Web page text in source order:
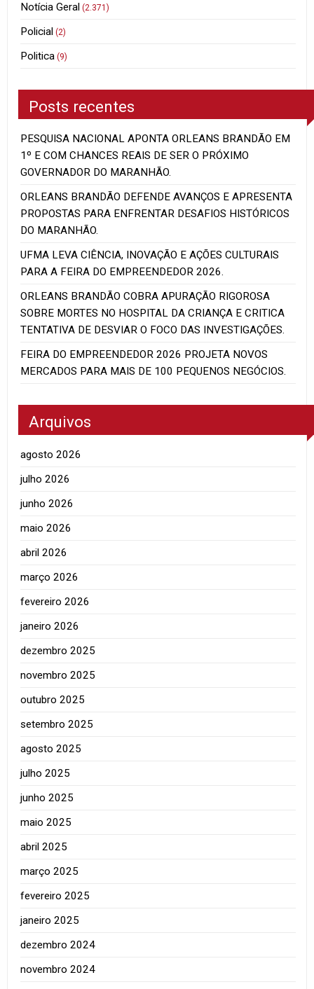
Notícia Geral (2.371)
Policial (2)
Politica (9)
Posts recentes
PESQUISA NACIONAL APONTA ORLEANS BRANDÃO EM
1º E COM CHANCES REAIS DE SER O PRÓXIMO
GOVERNADOR DO MARANHÃO.
ORLEANS BRANDÃO DEFENDE AVANÇOS E APRESENTA
PROPOSTAS PARA ENFRENTAR DESAFIOS HISTÓRICOS
DO MARANHÃO.
UFMA LEVA CIÊNCIA, INOVAÇÃO E AÇÕES CULTURAIS
PARA A FEIRA DO EMPREENDEDOR 2026.
ORLEANS BRANDÃO COBRA APURAÇÃO RIGOROSA
SOBRE MORTES NO HOSPITAL DA CRIANÇA E CRITICA
TENTATIVA DE DESVIAR O FOCO DAS INVESTIGAÇÕES.
FEIRA DO EMPREENDEDOR 2026 PROJETA NOVOS
MERCADOS PARA MAIS DE 100 PEQUENOS NEGÓCIOS.
Arquivos
agosto 2026
julho 2026
junho 2026
maio 2026
abril 2026
março 2026
fevereiro 2026
janeiro 2026
dezembro 2025
novembro 2025
outubro 2025
setembro 2025
agosto 2025
julho 2025
junho 2025
maio 2025
abril 2025
março 2025
fevereiro 2025
janeiro 2025
dezembro 2024
novembro 2024